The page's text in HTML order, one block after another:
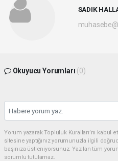
SADIK
Okuyucu Yorumları (0)
Yorum yazarak Topluluk Kuralları’nı
sitesine yaptığınız yorumunuzla ilgili
başınıza üstleniyorsunuz. Yazılan tüm
sorumlu tutulamaz.